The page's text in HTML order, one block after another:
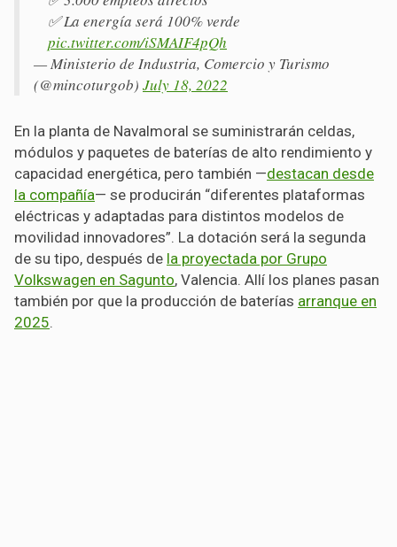
✅ La energía será 100% verde
pic.twitter.com/iSMAIF4pQh
— Ministerio de Industria, Comercio y Turismo
(@mincoturgob) July 18, 2022
En la planta de Navalmoral se suministrarán celdas,
módulos y paquetes de baterías de alto rendimiento y
capacidad energética, pero también —destacan desde
la compañía— se producirán “diferentes plataformas
eléctricas y adaptadas para distintos modelos de
movilidad innovadores”. La dotación será la segunda
de su tipo, después de la proyectada por Grupo
Volkswagen en Sagunto, Valencia. Allí los planes pasan
también por que la producción de baterías arranque en
2025.